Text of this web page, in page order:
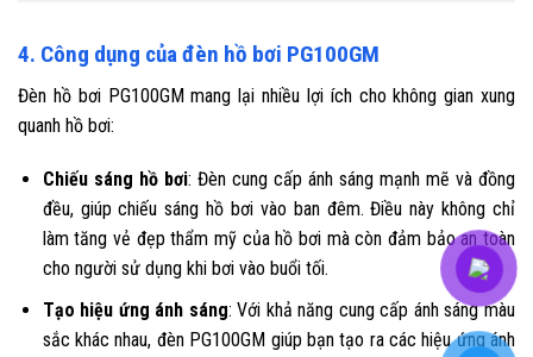
4. Công dụng của đèn hồ bơi PG100GM
Đèn hồ bơi PG100GM mang lại nhiều lợi ích cho không gian xung
quanh hồ bơi:
Chiếu sáng hồ bơi: Đèn cung cấp ánh sáng mạnh mẽ và đồng
đều, giúp chiếu sáng hồ bơi vào ban đêm. Điều này không chỉ
làm tăng vẻ đẹp thẩm mỹ của hồ bơi mà còn đảm bảo an toàn
cho người sử dụng khi bơi vào buổi tối.
Tạo hiệu ứng ánh sáng: Với khả năng cung cấp ánh sáng màu
sắc khác nhau, đèn PG100GM giúp bạn tạo ra các hiệu ứng ánh